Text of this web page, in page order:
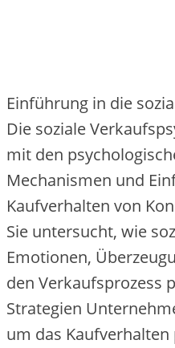
Einführung in die
Die soziale
mit den
Mechanismen und
Kaufverhalten von
Sie untersucht, wie
Emotionen,
den Verkaufsprozess
Strategien
um das